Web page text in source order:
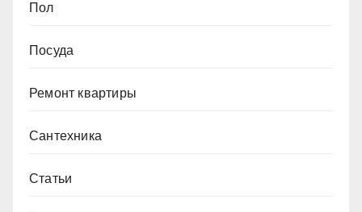
Пол
Посуда
Ремонт квартиры
Сантехника
Статьи